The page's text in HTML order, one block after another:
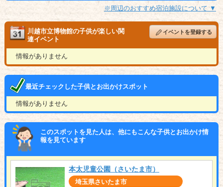
※周辺のおすすめ宿泊施設について ▼
川越市立博物館の子供が楽しい関
連イベント
イベントを登録する
情報がありません
最近チェックした子供とお出かけスポット
情報がありません
このスポットを見た人は、他にもこんな子供とお出かけ情
報を見ています
本太児童公園（さいたま市）
埼玉県さいたま市